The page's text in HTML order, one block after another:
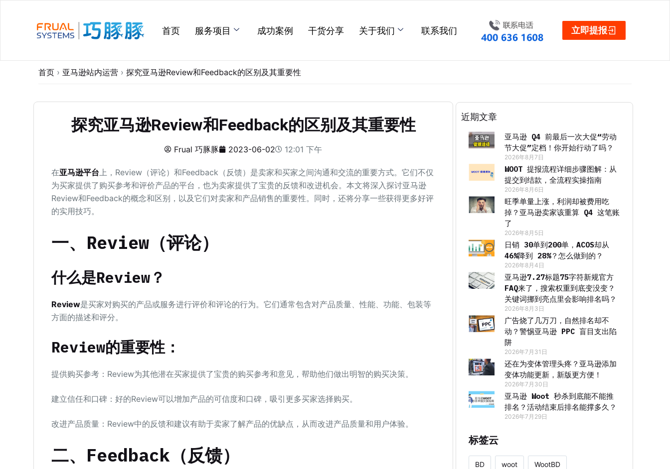
首页 服务项目 成功案例 干货分享 关于我们 联系我们 立即提报
首页 › 亚马逊站内运营 › 探究亚马逊Review和Feedback的区别及其重要性
探究亚马逊Review和Feedback的区别及其重要性
Frual 巧豚豚 2023-06-02 12:01 下午
在亚马逊平台上，Review（评论）和Feedback（反馈）是卖家和买家之间沟通和交流的重要方式。它们不仅
为买家提供了购买参考和评价产品的平台，也为卖家提供了宝贵的反馈和改进机会。本文将深入探讨亚马逊
Review和Feedback的概念和区别，以及它们对卖家和产品销售的重要性。同时，还将分享一些获得更多好评
的实用技巧。
一、Review（评论）
什么是Review？
Review是买家对购买的产品或服务进行评价和评论的行为。它们通常包含对产品质量、性能、功能、包装等
方面的描述和评分。
Review的重要性：
提供购买参考：Review为其他潜在买家提供了宝贵的购买参考和意见，帮助他们做出明智的购买决策。
建立信任和口碑：好的Review可以增加产品的可信度和口碑，吸引更多买家选择购买。
改进产品质量：Review中的反馈和建议有助于卖家了解产品的优缺点，从而改进产品质量和用户体验。
二、Feedback（反馈）
近期文章
亚马逊 Q4 前最后一次大促“劳动
节大促”定档！你开始行动了吗？
2026年8月7日
WOOT 提报流程详细步骤图解：从
提交到结款，全流程实操指南
2026年8月6日
旺季单量上涨，利润却被费用吃
掉？亚马逊卖家该重算 Q4 这笔账
了
2026年8月5日
日销 30单到200单，ACOS却从
46%降到 28%？怎么做到的？
2026年8月4日
亚马逊7.27标题75字符新规官方
FAQ来了，搜索权重到底变没变？
关键词挪到亮点里会影响排名吗？
2026年8月3日
广告烧了几万刀，自然排名却不
动？警惕亚马逊 PPC 盲目支出陷
阱
2026年7月31日
还在为变体管理头疼？亚马逊添加
变体功能更新，新版更方便！
2026年7月30日
亚马逊 Woot 秒杀到底能不能推
排名？活动结束后排名能撑多久？
2026年7月29日
标签云
BD woot WootBD